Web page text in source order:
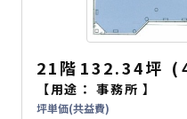
21階 132.34坪 (
【用途：事務所 】
坪単価(共益費)